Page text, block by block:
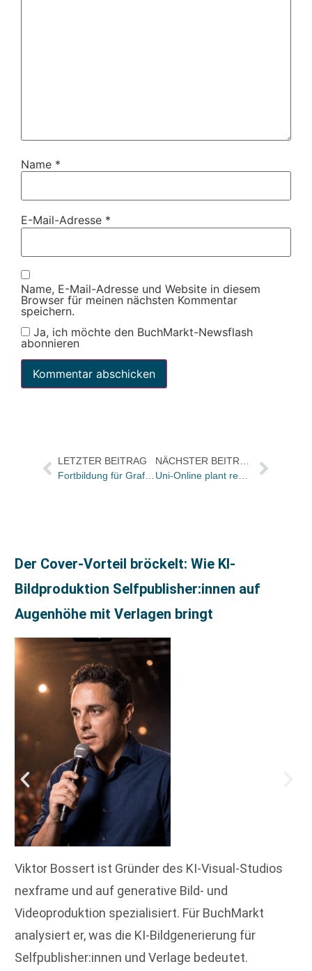
Name *
E-Mail-Adresse *
Name, E-Mail-Adresse und Website in diesem
Browser für meinen nächsten Kommentar
speichern.
Ja, ich möchte den BuchMarkt-Newsflash
abonnieren
LETZTER BEITRAG
Fortbildung für Grafik/Designer
NÄCHSTER BEITRAG
Uni-Online plant regelmäßige Specials über Literatur, die auf dem Campus spielt
Der Cover-Vorteil bröckelt: Wie KI-
Bildproduktion Selfpublisher:innen auf
Augenhöhe mit Verlagen bringt
Viktor Bossert ist Gründer des KI-Visual-Studios
nexframe und auf generative Bild- und
Videoproduktion spezialisiert. Für BuchMarkt
analysiert er, was die KI-Bildgenerierung für
Selfpublisher:innen und Verlage bedeutet.